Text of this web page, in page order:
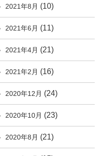
2021年8月 (10)
2021年6月 (11)
2021年4月 (21)
2021年2月 (16)
2020年12月 (24)
2020年10月 (23)
2020年8月 (21)